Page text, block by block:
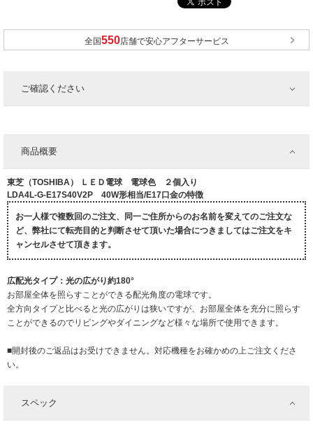
全国 店舗で安心アフターサービス
ご確認ください
商品概要
東芝（TOSHIBA） ＬＥＤ電球 電球色 ２個入り
LDA4L-G-E17S40V2P 40W形相当/E17口金の特徴
お一人様で複数回のご注文、同一ご住所からのお名前を変えてのご注文な
ど、弊社にて転売目的と判断させて頂いた場合につきましてはご注文をキ
ャンセルさせて頂きます。
広配光タイプ：光の広がり約180°
お部屋全体を照らすことができる配光角度の電球です。
全方向タイプと比べると光の広がりは狭いですが、お部屋全体を充分に照らす
ことができるのでリビングやダイニングなど様々な場所で使用できます。
■開封後のご返品はお受けできません。対応機種をお確かめの上ご注文くださ
い。
スペック